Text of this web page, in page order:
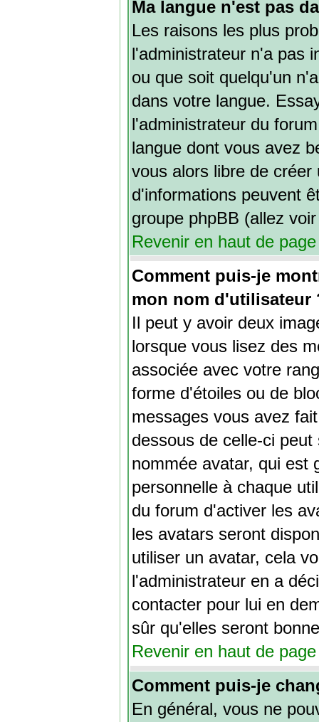
Ma langue n'est pas
Les raisons les plus
l'administrateur n'a pas
ou que soit quelqu'un
dans votre langue.
l'administrateur du
langue dont vous avez
vous alors libre de
d'informations peuvent
groupe phpBB (allez
Revenir en haut de page
Comment puis-je
mon nom d'utilisateur
Il peut y avoir deux
lorsque vous lisez des
associée avec votre
forme d'étoiles ou de
messages vous avez
dessous de celle-ci
nommée avatar, qui est
personnelle à chaque
du forum d'activer les
les avatars seront
utiliser un avatar, cela
l'administrateur en a
contacter pour lui en
sûr qu'elles seront
Revenir en haut de page
Comment puis-je
En général, vous ne